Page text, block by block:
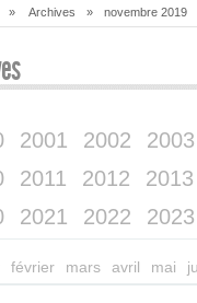
» Archives » novembre 2019
2001 2002 2003
2011 2012 2013
2021 2022 2023
février mars avril mai